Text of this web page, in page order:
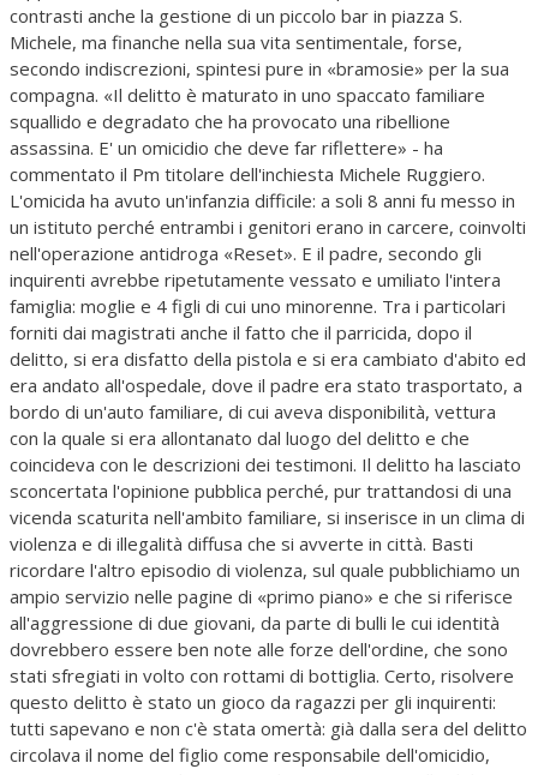
contrasti anche la gestione di un piccolo bar in piazza S.
Michele, ma finanche nella sua vita sentimentale, forse,
secondo indiscrezioni, spintesi pure in «bramosie» per la sua
compagna. «Il delitto è maturato in uno spaccato familiare
squallido e degradato che ha provocato una ribellione
assassina. E' un omicidio che deve far riflettere» - ha
commentato il Pm titolare dell'inchiesta Michele Ruggiero.
L'omicida ha avuto un'infanzia difficile: a soli 8 anni fu messo in
un istituto perché entrambi i genitori erano in carcere, coinvolti
nell'operazione antidroga «Reset». E il padre, secondo gli
inquirenti avrebbe ripetutamente vessato e umiliato l'intera
famiglia: moglie e 4 figli di cui uno minorenne. Tra i particolari
forniti dai magistrati anche il fatto che il parricida, dopo il
delitto, si era disfatto della pistola e si era cambiato d'abito ed
era andato all'ospedale, dove il padre era stato trasportato, a
bordo di un'auto familiare, di cui aveva disponibilità, vettura
con la quale si era allontanato dal luogo del delitto e che
coincideva con le descrizioni dei testimoni. Il delitto ha lasciato
sconcertata l'opinione pubblica perché, pur trattandosi di una
vicenda scaturita nell'ambito familiare, si inserisce in un clima di
violenza e di illegalità diffusa che si avverte in città. Basti
ricordare l'altro episodio di violenza, sul quale pubblichiamo un
ampio servizio nelle pagine di «primo piano» e che si riferisce
all'aggressione di due giovani, da parte di bulli le cui identità
dovrebbero essere ben note alle forze dell'ordine, che sono
stati sfregiati in volto con rottami di bottiglia. Certo, risolvere
questo delitto è stato un gioco da ragazzi per gli inquirenti:
tutti sapevano e non c'è stata omertà: già dalla sera del delitto
circolava il nome del figlio come responsabile dell'omicidio,